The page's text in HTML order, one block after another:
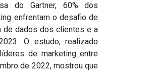
do Gartner, 60% dos
enfrentam o desafio de
de dados dos clientes e a
O estudo, realizado
de marketing entre
de 2022, mostrou que